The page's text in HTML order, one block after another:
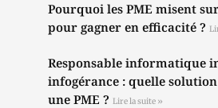
Pourquoi les PME misent
pour gagner en efficacité ?
Responsable informatique
infogérance : quelle
une PME ? Lire la suite »